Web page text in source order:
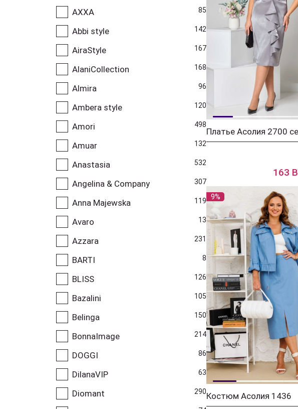
AXXA 85
Abbi style 142
AiraStyle 167
AlaniCollection 168
Almira 96
Ambera style 120
Amori 498
Amuar 132
Anastasia 532
Angelina & Company 307
Anna Majewska 119
Avaro 13
Azzara 231
BARTI 8
BLISS 126
Bazalini 105
Belinga 150
BonnaImage 214
DOGGI 86
DilanaVIP 63
Diomant 290
Платье Асолия 2700
163
9%
Костюм Асолия 1436